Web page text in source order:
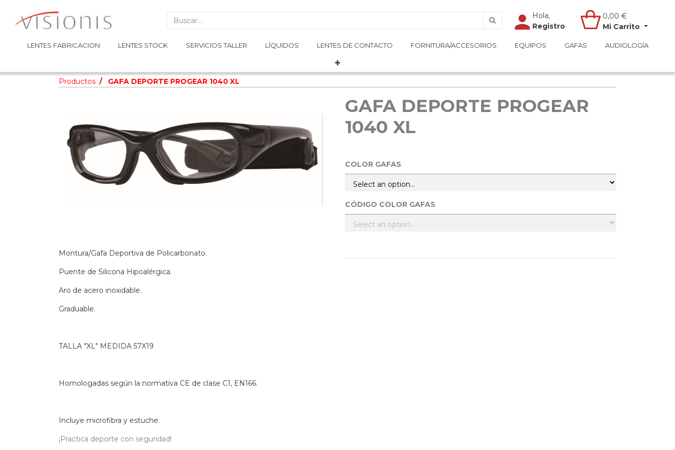
Hola,
Registro
0,00 €
Mi Carrito
LENTES FABRICACION LENTES STOCK SERVICIOS TALLER LÍQUIDOS LENTES DE CONTACTO FORNITURA/ACCESORIOS EQUIPOS GAFAS AUDIOLOGÍA
Hola,
Registro
0,00 €
Mi Carrito
LENTES FABRICACION LENTES STOCK SERVICIOS TALLER LÍQUIDOS LENTES DE CONTACTO FORNITURA/ACCESORIOS EQUIPOS GAFAS AUDIOLOGÍA
Productos GAFA DEPORTE PROGEAR 1040 XL
Montura/Gafa Deportiva de Policarbonato.
Puente de Silicona Hipoalérgica.
Aro de acero inoxidable.
Graduable.
TALLA "XL" MEDIDA 57X19
Homologadas según la normativa CE de clase C1, EN166.
Incluye microfibra y estuche.
¡Practica deporte con seguridad!
GAFA DEPORTE PROGEAR
1040 XL
COLOR GAFAS
CÓDIGO COLOR GAFAS